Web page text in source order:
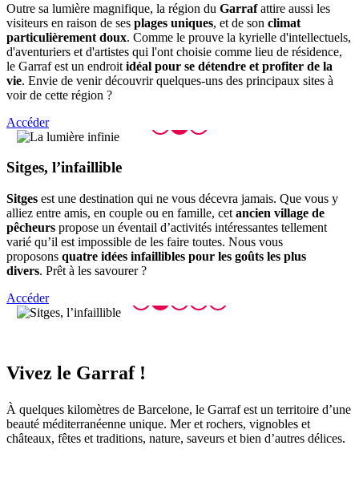
Outre sa lumière magnifique, la région du Garrafattire aussi les
visiteurs en raison de ses plages uniques, et de son climat
particulièrement doux. Comme le prouve la kyrielle d'intellectuels,
d'aventuriers et d'artistes qui l'ont choisie comme lieu de résidence,
le Garraf est un endroit idéal pour se détendre et profiter de la
vie. Envie de venir découvrir quelques-uns des principaux sites à
voir de cette région ?
Accéder
Sitges, l’infaillible
Sitges est une destination qui ne vous décevra jamais. Que vous y
alliez entre amis, en couple ou en famille, cet ancien village de
pêcheurs propose un éventail d’activités intéressantes tellement
varié qu’il est impossible de les faire toutes. Nous vous
proposons quatre idées infaillibles pour les goûts les plus
divers. Prêt à les savourer ?
Accéder
Vivez le Garraf !
À quelques kilomètres de Barcelone, le Garraf est un territoire d’une
beauté méditerranéenne unique. Mer et rochers, vignobles et
châteaux, fêtes et traditions, nature, saveurs et bien d’autres délices.